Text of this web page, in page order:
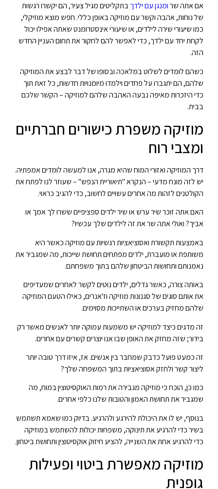
אם אתה שרומנגן עם ילדךבתקליטים מגיל צעיר, הם יקשרו רגשות
של נוחות, אהבה וקשר עם מוזיקה באופן כללי. חפש מוצא מוזיקלי,
כמו שיעורי שירה לילדים, או שיעורי אינסטרומנט שאתה אפילו יכול
לקחת יחד עם ילדך, כדי לאפשר להם לחקור את תחום העניין החדש
הזה.
כשהם לומדים לשלוט במלאכה ובסופו של דבר לבצע את המוזיקה
שלהם, הם יתגברו על פחדים וילמדו מיומנויות חדשות, כל זאת תוך
כדי היזכרות מאיפה נבעה האהבה שלהם למוזיקה – הקשר שלכם
בבית.
מוזיקה משפרת כישורים חברתיים
ומצבי רוח
דרך המוזיקה ואזורי המוח שהיא מגרה, אנו למעשה לומדים אמפתיה.
יש לזה מונח מדעי – הנקרא "תיאוריית הנפש" – שעוזר לנו לפתח את
הקולטנים לזהות מה אחרים עשויים לחשוב, כדי להגיב כראוי.
האם אתה זוכר שיר ערש או שיר ילדים ספציפיים ששרו לך אמך או
אביך? ואולי אתה שר את זה לילדים שלך עכשיו?
באמצעות תקשורת ואסוציאציות רגשיות עם מוזיקה כאשר היא
משותפת או מועברת, ילדים מפתחים תחושת שייכות, מה שמגביר את
נאמנותם ותחושות הביטחון שלהם בתוך משפחתם.
באותה צורה, כאשר גדלים, ילדים נוטים לקשר לאחרים שמעדיפים
את אותם סוגים של סגנונות מוזיקה וז'אנרים, כאילו הטעם המוזיקה
שלהם מחזיק בערכים או השתייכות מסוימים.
זה מדגים כיצד למוזיקה יש משמעות עמוקה יותר לאנשים מאשר רק
בידור; שזה מחזק את האופן שבו אנו יוצרים קשרים עם אחרים.
זה כמעט פועל כדבק שמחבר בין אנשים. אז, איזו דרך טובה יותר
ליצור קשר ולחזק אסוציאציות בתוך המשפחה שלך?
כמו כן, הוכח כי מוזיקה מגבירה את רמות האוקסיטוצין במוח, מה
שמגביר את תחושת האמון והטובות שלנו כלפי אחרים.
בנוסף, יש לו את היכולת להירגע ולהרגיע. בדיוק כמו שאמא תשתמש
בשיר כדי להרגיע את תינוקה, משפחות יכולות להשתמש במוזיקה
כדי להרגיע אחת את השנייה, להציע חיזוק אוקסיטוצין ותחושת ביטחון.
מוזיקה מאפשרת ביטוי ופעילות
גופנית